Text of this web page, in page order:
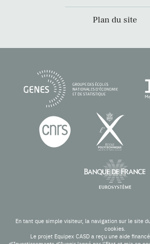
Plan du site
En tant que simple visiteur, la navigation sur le site
cookies.
Le projet Equipex CASD a reçu une aide